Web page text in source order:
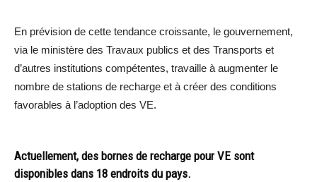
En prévision de cette tendance croissante, le gouvernement,
via le ministère des Travaux publics et des Transports et
d’autres institutions compétentes, travaille à augmenter le
nombre de stations de recharge et à créer des conditions
favorables à l’adoption des VE.
Actuellement, des bornes de recharge pour VE sont
disponibles dans 18 endroits du pays.